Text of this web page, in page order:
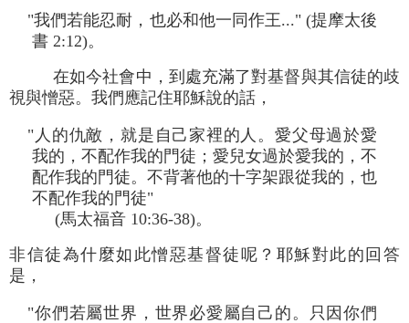
"我們若能忍耐，也必和他一同作王..." (提摩太後
書 2:12)。
在如今社會中，到處充滿了對基督與其信徒的歧
視與憎惡。我們應記住耶穌說的話，
"人的仇敵，就是自己家裡的人。愛父母過於愛
我的，不配作我的門徒；愛兒女過於愛我的，不
配作我的門徒。不背著他的十字架跟從我的，也
不配作我的門徒"
(馬太福音 10:36-38)。
非信徒為什麼如此憎惡基督徒呢？耶穌對此的回答
是，
"你們若屬世界，世界必愛屬自己的。只因你們